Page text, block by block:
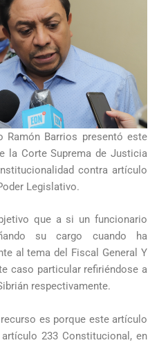
Ramón Barrios presentó este
la Corte Suprema de Justicia
contra artículo
Legislativo.
que a si un funcionario
su cargo cuando ha
al tema del Fiscal General Y
caso particular refiriéndose a
respectivamente.
es porque este artículo
233 Constitucional, en